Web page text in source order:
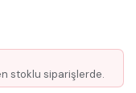
stoklu siparişlerde.